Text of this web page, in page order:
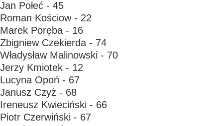
Jan Połeć - 45
Roman Kościow - 22
Marek Poręba - 16
Zbigniew Czekierda - 74
Władysław Malinowski - 70
Jerzy Kmiotek - 12
Lucyna Opoń - 67
Janusz Czyż - 68
Ireneusz Kwieciński - 66
Piotr Czerwiński - 67